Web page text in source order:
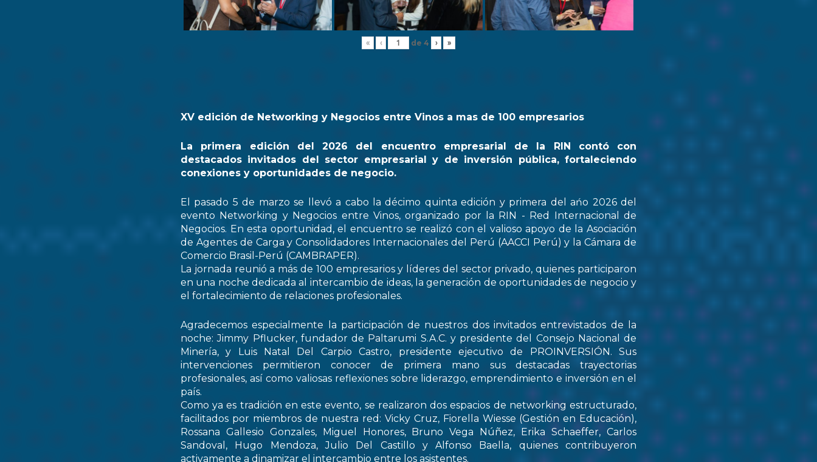
« ‹ de 4 › »
XV edición de Networking y Negocios entre Vinos a mas de 100 empresarios
La primera edición del 2026 del encuentro empresarial de la RIN contó con
destacados invitados del sector empresarial y de inversión pública, fortaleciendo
conexiones y oportunidades de negocio.
El pasado 5 de marzo se llevó a cabo la décimo quinta edición y primera del ańo 2026 del
evento Networking y Negocios entre Vinos, organizado por la RIN - Red Internacional de
Negocios. En esta oportunidad, el encuentro se realizó con el valioso apoyo de la Asociación
de Agentes de Carga y Consolidadores Internacionales del Perú (AACCI Perú) y la Cámara de
Comercio Brasil-Perú (CAMBRAPER).
La jornada reunió a más de 100 empresarios y líderes del sector privado, quienes participaron
en una noche dedicada al intercambio de ideas, la generación de oportunidades de negocio y
el fortalecimiento de relaciones profesionales.
Agradecemos especialmente la participación de nuestros dos invitados entrevistados de la
noche: Jimmy Pflucker, fundador de Paltarumi S.A.C. y presidente del Consejo Nacional de
Minería, y Luis Natal Del Carpio Castro, presidente ejecutivo de PROINVERSIÓN. Sus
intervenciones permitieron conocer de primera mano sus destacadas trayectorias
profesionales, así como valiosas reflexiones sobre liderazgo, emprendimiento e inversión en el
país.
Como ya es tradición en este evento, se realizaron dos espacios de networking estructurado,
facilitados por miembros de nuestra red: Vicky Cruz, Fiorella Wiesse (Gestión en Educación),
Rossana Gallesio Gonzales, Miguel Honores, Bruno Vega Núñez, Erika Schaeffer, Carlos
Sandoval, Hugo Mendoza, Julio Del Castillo y Alfonso Baella, quienes contribuyeron
activamente a dinamizar el intercambio entre los asistentes.